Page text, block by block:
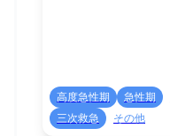
高度急性期 急性期
三次救急
その他